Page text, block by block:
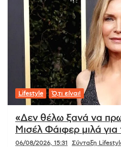
Lifestyle Ό,τι είναι!
«Δεν θέλω ξανά να
Μισέλ Φάιφερ μιλά για
06/08/2026, 15:31 Σύνταξη